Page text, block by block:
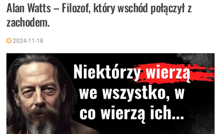
Alan Watts – Filozof, który wschód połączył z
zachodem.
2024-11-18